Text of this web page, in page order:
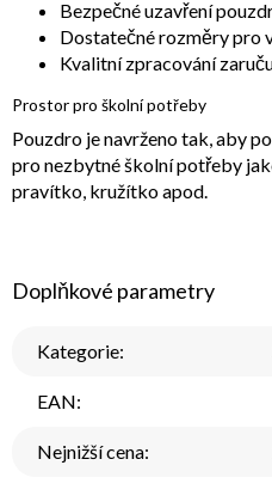
Bezpečné uzavření
Dostatečné rozměry pro
Kvalitní zpracování
Prostor pro školní potřeby
Pouzdro je navrženo tak, aby
pro nezbytné školní potřeby
pravítko, kružítko apod.
Doplňkové parametry
Kategorie:
EAN:
Nejnižší cena: